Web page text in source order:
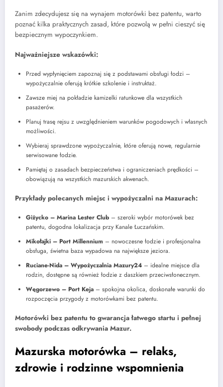
Zanim zdecydujesz się na wynajem motorówki bez patentu, warto
poznać kilka praktycznych zasad, które pozwolą w pełni cieszyć się
bezpiecznym wypoczynkiem.
Najważniejsze wskazówki:
Przed wypłynięciem zapoznaj się z podstawami obsługi łodzi –
wypożyczalnie oferują krótkie szkolenie i instruktaż.
Zawsze miej na pokładzie kamizelki ratunkowe dla wszystkich
pasażerów.
Planuj trasę rejsu z uwzględnieniem warunków pogodowych i własnych
możliwości.
Wybieraj sprawdzone wypożyczalnie, które oferują nowe, regularnie
serwisowane łodzie.
Pamiętaj o zasadach bezpieczeństwa i ograniczeniach prędkości –
obowiązują na wszystkich mazurskich akwenach.
Przykłady polecanych miejsc i wypożyczalni na Mazurach:
Giżycko – Marina Lester Club – szeroki wybór motorówek bez
patentu, dogodna lokalizacja przy Kanale Łuczańskim.
Mikołajki – Port Millennium – nowoczesne łodzie i profesjonalna
obsługa, świetna baza wypadowa na największe jeziora.
Ruciane-Nida – Wypożyczalnia Mazury24 – idealne miejsce dla
rodzin, dostępne są również łodzie z daszkiem przeciwsłonecznym.
Węgorzewo – Port Keja – spokojna okolica, doskonałe warunki do
rozpoczęcia przygody z motorówkami bez patentu.
Motorówki bez patentu to gwarancja łatwego startu i pełnej
swobody podczas odkrywania Mazur.
Mazurska motorówka – relaks,
zdrowie i rodzinne wspomnienia